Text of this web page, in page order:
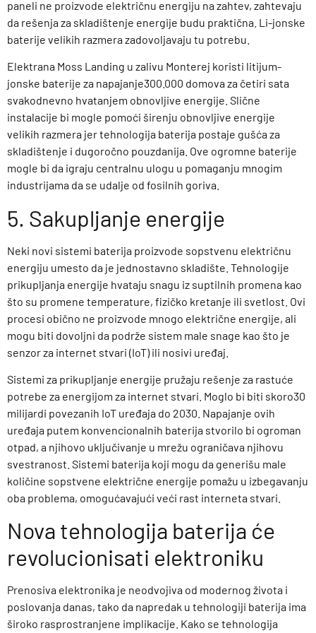
paneli ne proizvode električnu energiju na zahtev, zahtevaju
da rešenja za skladištenje energije budu praktična. Li-jonske
baterije velikih razmera zadovoljavaju tu potrebu.
Elektrana Moss Landing u zalivu Monterej koristi litijum-
jonske baterije za napajanje300.000 domova za četiri sata
svakodnevno hvatanjem obnovljive energije. Slične
instalacije bi mogle pomoći širenju obnovljive energije
velikih razmera jer tehnologija baterija postaje gušća za
skladištenje i dugoročno pouzdanija. Ove ogromne baterije
mogle bi da igraju centralnu ulogu u pomaganju mnogim
industrijama da se udalje od fosilnih goriva.
5. Sakupljanje energije
Neki novi sistemi baterija proizvode sopstvenu električnu
energiju umesto da je jednostavno skladište. Tehnologije
prikupljanja energije hvataju snagu iz suptilnih promena kao
što su promene temperature, fizičko kretanje ili svetlost. Ovi
procesi obično ne proizvode mnogo električne energije, ali
mogu biti dovoljni da podrže sistem male snage kao što je
senzor za internet stvari (IoT) ili nosivi uređaj.
Sistemi za prikupljanje energije pružaju rešenje za rastuće
potrebe za energijom za internet stvari. Moglo bi biti skoro30
milijardi povezanih IoT uređaja do 2030. Napajanje ovih
uređaja putem konvencionalnih baterija stvorilo bi ogroman
otpad, a njihovo uključivanje u mrežu ograničava njihovu
svestranost. Sistemi baterija koji mogu da generišu male
količine sopstvene električne energije pomažu u izbegavanju
oba problema, omogućavajući veći rast interneta stvari.
Nova tehnologija baterija će
revolucionisati elektroniku
Prenosiva elektronika je neodvojiva od modernog života i
poslovanja danas, tako da napredak u tehnologiji baterija ima
široko rasprostranjene implikacije. Kako se tehnologija